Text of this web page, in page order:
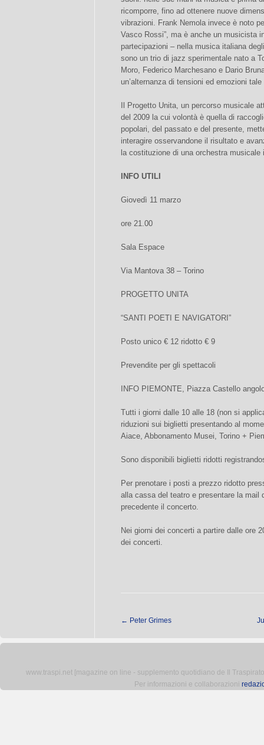
ricomporre, fino ad ottenere nuove
vibrazioni. Frank Nemola invece è noto
Vasco Rossi”, ma è anche un musicista
partecipazioni – nella musica italiana
sono un trio di jazz sperimentale nato a
Moro, Federico Marchesano e Dario
un’alternanza di tensioni ed emozioni
Il Progetto Unita, un percorso musicale
del 2009 la cui volontà è quella di
popolari, del passato e del presente,
interagire osservandone il risultato e
la costituzione di una orchestra
INFO UTILI
Giovedì 11 marzo
ore 21.00
Sala Espace
Via Mantova 38 – Torino
PROGETTO UNITA
“SANTI POETI E NAVIGATORI”
Posto unico € 12 ridotto € 9
Prevendite per gli spettacoli
INFO PIEMONTE, Piazza Castello
Tutti i giorni dalle 10 alle 18 (non si
riduzioni sui biglietti presentando al
Aiace, Abbonamento Musei, Torino +
Sono disponibili biglietti ridotti
Per prenotare i posti a prezzo ridotto
alla cassa del teatro e presentare la mail
precedente il concerto.
Nei giorni dei concerti a partire dalle ore
dei concerti.
← Peter Grimes
www.traspi.net [magazine on line - supplemento quotidiano de Il
Per informazioni e collaborazioni